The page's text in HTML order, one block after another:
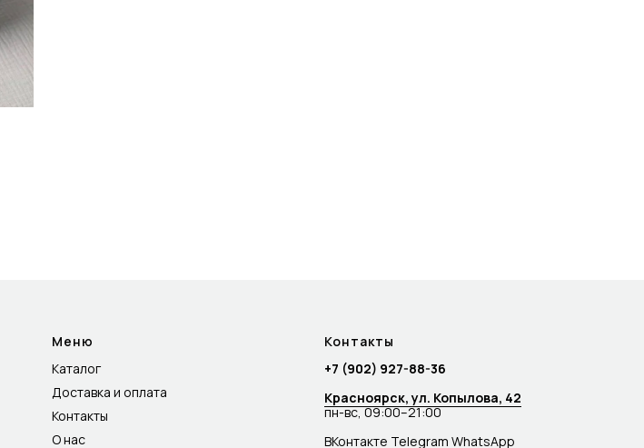
Меню
Каталог
Доставка и оплата
Контакты
О нас
Контакты
+7 (902) 927-88-36
Красноярск, ул. Копылова, 42
пн-вс, 09:00–21:00
ВКонтакте Telegram WhatsApp